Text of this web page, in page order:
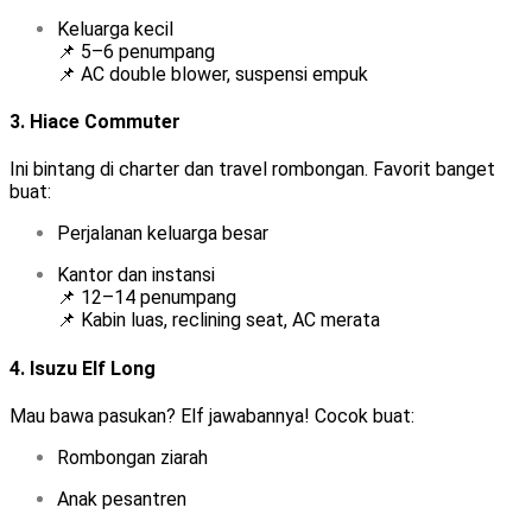
Keluarga kecil
📌 5–6 penumpang
📌 AC double blower, suspensi empuk
3. Hiace Commuter
Ini bintang di charter dan travel rombongan. Favorit banget
buat:
Perjalanan keluarga besar
Kantor dan instansi
📌 12–14 penumpang
📌 Kabin luas, reclining seat, AC merata
4. Isuzu Elf Long
Mau bawa pasukan? Elf jawabannya! Cocok buat:
Rombongan ziarah
Anak pesantren